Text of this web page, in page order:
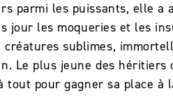
parmi les puissants, elle
les moqueries et les
sublimes,
Le plus jeune des
pour gagner sa place